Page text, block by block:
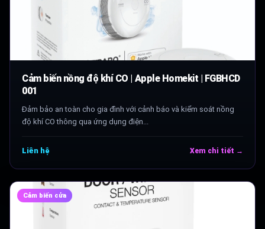
Cảm biến nồng độ khí CO | Apple Homekit | FGBHCD
001
Đảm bảo an toàn cho gia đình với cảnh báo và kiểm soát nồng
độ khí CO thông qua ứng dụng điện...
Liên hệ Xem chi tiết →
Cảm biến cửa